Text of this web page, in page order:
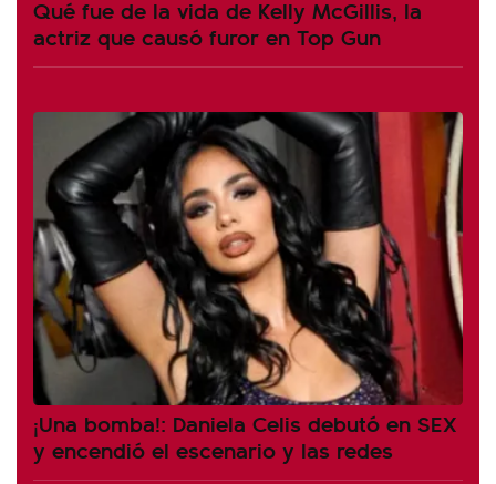
Qué fue de la vida de Kelly McGillis, la
actriz que causó furor en Top Gun
¡Una bomba!: Daniela Celis debutó en SEX
y encendió el escenario y las redes